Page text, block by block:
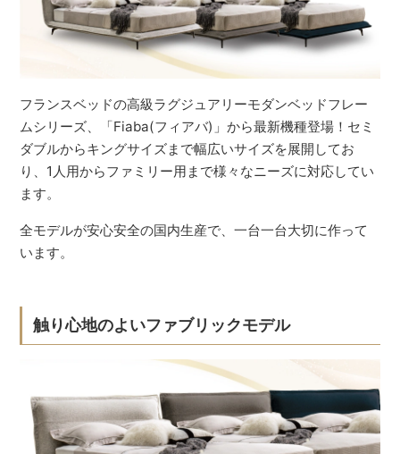
フランスベッドの高級ラグジュアリーモダンベッドフレー
ムシリーズ、「Fiaba(フィアバ)」から最新機種登場！セミ
ダブルからキングサイズまで幅広いサイズを展開してお
り、1人用からファミリー用まで様々なニーズに対応してい
ます。
全モデルが安心安全の国内生産で、一台一台大切に作って
います。
触り心地のよいファブリックモデル